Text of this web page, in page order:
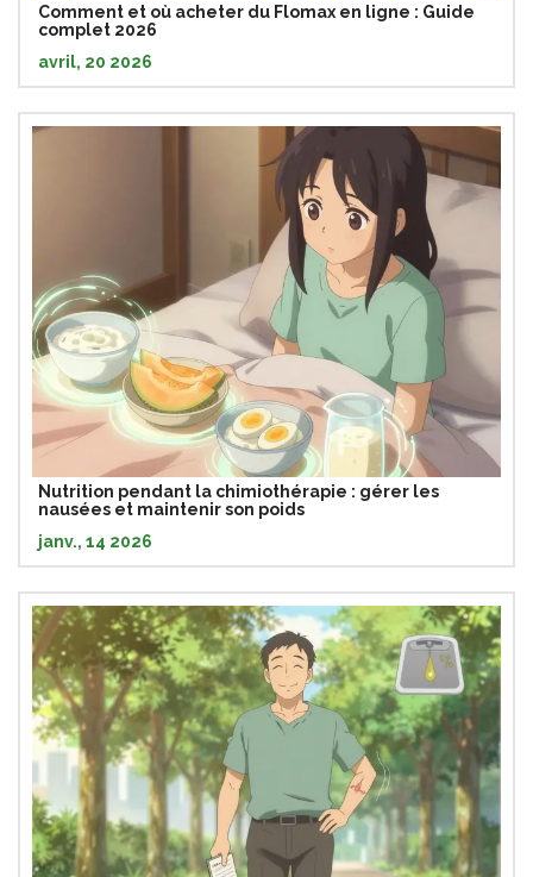
Comment et où acheter du Flomax en ligne : Guide
complet 2026
avril, 20 2026
Nutrition pendant la chimiothérapie : gérer les
nausées et maintenir son poids
janv., 14 2026